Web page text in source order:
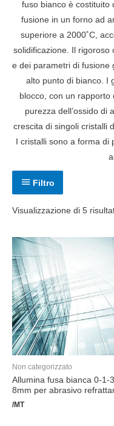
fuso bianco è costituito
fusione in un forno ad
superiore a 2000˚C,
solidificazione.
Il
e dei parametri di fusione
alto punto di bianco.
I
blocco, con un
purezza dell’ossido di
crescita di singoli cristalli
I cristalli sono a forma
Filtro
Visualizzazione di 5
Non categorizzato
Allumina fusa bianca 0-1-
8mm per abrasivo
/MT